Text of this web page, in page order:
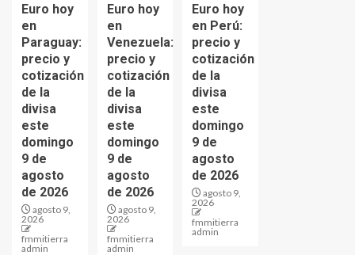
Euro hoy
en
Paraguay:
precio y
cotización
de la
divisa
este
domingo
9 de
agosto
de 2026
agosto 9,
2026
fmmitierra
admin
Euro hoy
en
Venezuela:
precio y
cotización
de la
divisa
este
domingo
9 de
agosto
de 2026
agosto 9,
2026
fmmitierra
admin
Euro hoy
en Perú:
precio y
cotización
de la
divisa
este
domingo
9 de
agosto
de 2026
agosto 9,
2026
fmmitierra
admin